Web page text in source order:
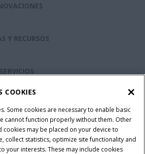
Y RECURSOS
Aviso de privacidad
Aviso legal
COOKIES
Some cookies are necessary to enable basic
cannot function properly without them. Other
cookies may be placed on your device to
collect statistics, optimize site functionality and
your interests. These may include cookies